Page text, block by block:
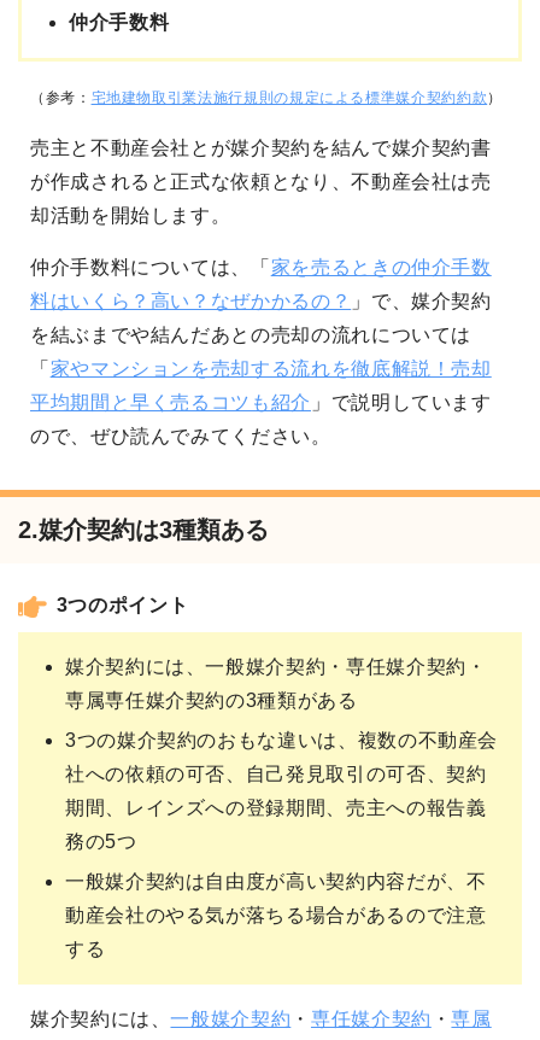
仲介手数料
（参考： 宅地建物取引業法施行規則の規定による標準媒介契約約款 ）
売主と不動産会社とが媒介契約を結んで媒介契約書
が作成されると正式な依頼となり、不動産会社は売
却活動を開始します。
仲介手数料については、「 家を売るときの仲介手数
料はいくら？高い？なぜかかるの？ 」で、媒介契約
を結ぶまでや結んだあとの売却の流れについては
「 家やマンションを売却する流れを徹底解説！売却
平均期間と早く売るコツも紹介 」で説明しています
ので、ぜひ読んでみてください。
2.媒介契約は3種類ある
3つのポイント
媒介契約には、一般媒介契約・専任媒介契約・
専属専任媒介契約の3種類がある
3つの媒介契約のおもな違いは、複数の不動産会
社への依頼の可否、自己発見取引の可否、契約
期間、レインズへの登録期間、売主への報告義
務の5つ
一般媒介契約は自由度が高い契約内容だが、不
動産会社のやる気が落ちる場合があるので注意
する
媒介契約には、一般媒介契約 ・ 専任媒介契約 ・専属